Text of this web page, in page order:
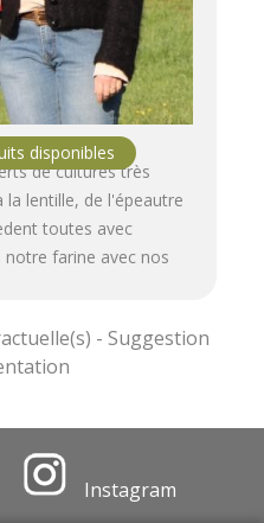
de cultures très
la lentille, de l'épeautre
toutes avec
farine avec nos
Instagram